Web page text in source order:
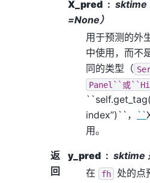
X_pred
sktime
=None）
用于预测的外
中使用，而
同的类型（
Panel``或
index”)``， ``
用。
返
回
y_pred
sktime
在
fh 处的点